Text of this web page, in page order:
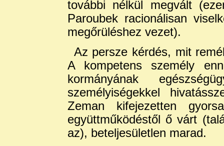
további nélkül megvált
Paroubek racionálisan
megőrüléshez vezet).
Az persze kérdés, mit
A kompetens személy
kormányának
személyiségekkel
Zeman kifejezetten
együttműködéstől ő várt
az), beteljesületlen marad.